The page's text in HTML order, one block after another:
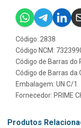
Código: 2838
Código NCM:
Código de Barras do
Código de Barras da
Embalagem: UN C/1
Fornecedor: PRIME
Produtos